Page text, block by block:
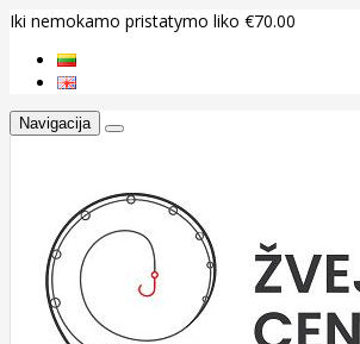
Iki nemokamo pristatymo liko €70.00
Navigacija